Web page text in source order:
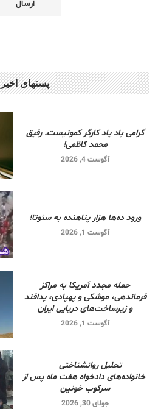
پستهای اخیر
گرامی باد یاد کارگر کمونیست. رفیق
محمد کاظمی!
آگوست 4, 2026
ورود ده‌ها هزار پناهنده به سئوتا!
آگوست 1, 2026
حمله مجدد آمریکا به مراکز
فرماندهی، موشکی و پهپادی، پدافند
و زیرساخت‌های دریایی ایران
آگوست 1, 2026
تحلیل روانشناختی
خانواده‌های دادخواه هفت ماه پس از
سرکوب خونین
جولای 30, 2026